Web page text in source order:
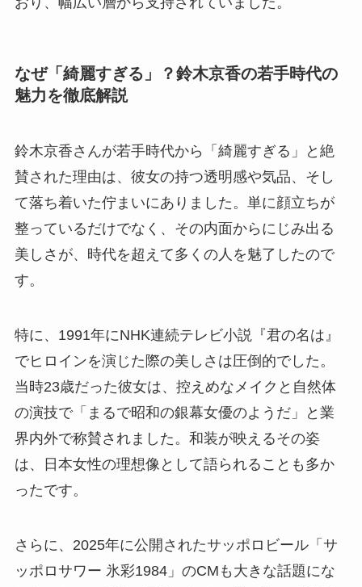
なぜ「綺麗すぎる」？鈴木京香の若手時代の
魅力を徹底解説
鈴木京香さんが若手時代から「綺麗すぎる」と絶
賛された理由は、彼女の持つ透明感や気品、そし
て落ち着いた佇まいにありました。単に顔立ちが
整っているだけでなく、その内面からにじみ出る
美しさが、時代を超えて多くの人を魅了したので
す。
特に、1991年にNHK連続テレビ小説『君の名は』
でヒロインを演じた際の美しさは圧倒的でした。
当時23歳だった彼女は、控えめなメイクと自然体
の演技で「まるで昭和の銀幕女優のようだ」と業
界内外で称賛されました。和装が映えるその姿
は、日本女性の理想像として語られることも多か
ったです。
さらに、2025年に公開されたサッポロビール「サ
ッポロサワー 氷彩1984」のCMも大きな話題にな